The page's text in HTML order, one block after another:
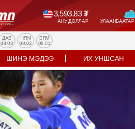
3,593.83₮
АНУ ДОЛЛАР
ДАВ
08.03
НЯМ
08.02
БЯМ
08.01
ШИНЭ МЭДЭЭ ИХ УНШСАН